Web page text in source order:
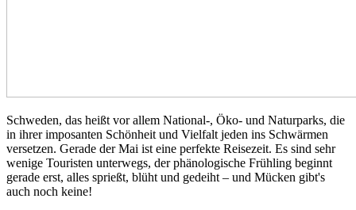
Schweden, das heißt vor allem National-, Öko- und Naturparks, die
in ihrer imposanten Schönheit und Vielfalt jeden ins Schwärmen
versetzen. Gerade der Mai ist eine perfekte Reisezeit. Es sind sehr
wenige Touristen unterwegs, der phänologische Frühling beginnt
gerade erst, alles sprießt, blüht und gedeiht – und Mücken gibt's
auch noch keine!